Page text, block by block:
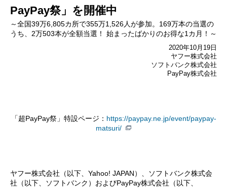
PayPay祭」を開催中
～全国39万6,805カ所で355万1,526人が参加。 169万本の当選の
うち、2万503本が全額当選！ 始まったばかりのお得な1カ月！～
2020年10月19日
ヤフー株式会社
ソフトバンク株式会社
PayPay株式会社
「超PayPay祭」特設ページ： https://paypay.ne.jp/event/paypay-
matsuri/
ヤフー株式会社（以下、Yahoo! JAPAN）、ソフトバンク株式会
社（以下、ソフトバンク）およびPayPay株式会社（以下、